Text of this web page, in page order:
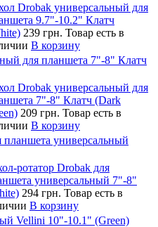
Drobak универсальный для
9.7"-10.2" Клатч
239 грн. Товар есть в
В корзину
для планшета 7"-8" Клатч
Drobak универсальный для
7"-8" Клатч (Dark
209 грн. Товар есть в
В корзину
планшета универсальный
ротатор Drobak для
универсальный 7"-8"
294 грн. Товар есть в
В корзину
Vellini 10"-10.1" (Green)